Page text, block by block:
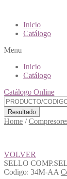
Inicio
Catálogo
Menu
Inicio
Catálogo
Catálogo Online
Resultado
Home /
VOLVER
SELLO
Codigo: 34M-AA